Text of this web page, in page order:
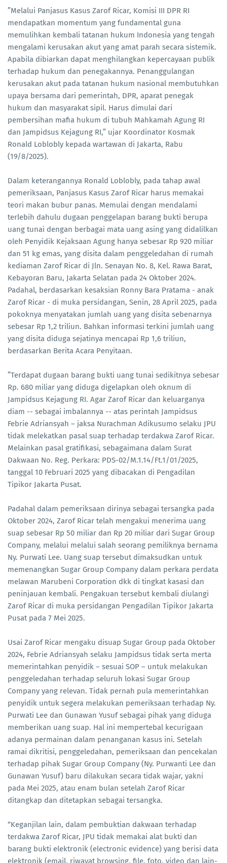
”Melalui Panjasus Kasus Zarof Ricar, Komisi III DPR RI
mendapatkan momentum yang fundamental guna
memulihkan kembali tatanan hukum Indonesia yang tengah
mengalami kerusakan akut yang amat parah secara sistemik.
Apabila dibiarkan dapat menghilangkan kepercayaan publik
terhadap hukum dan penegakannya. Penanggulangan
kerusakan akut pada tatanan hukum nasional membutuhkan
upaya bersama dari pemerintah, DPR, aparat penegak
hukum dan masyarakat sipil. Harus dimulai dari
pembersihan mafia hukum di tubuh Mahkamah Agung RI
dan Jampidsus Kejagung RI,” ujar Koordinator Kosmak
Ronald Loblobly kepada wartawan di Jakarta, Rabu
(19/8/2025).
Dalam keterangannya Ronald Loblobly, pada tahap awal
pemeriksaan, Panjasus Kasus Zarof Ricar harus memakai
teori makan bubur panas. Memulai dengan mendalami
terlebih dahulu dugaan penggelapan barang bukti berupa
uang tunai dengan berbagai mata uang asing yang didalilkan
oleh Penyidik Kejaksaan Agung hanya sebesar Rp 920 miliar
dan 51 kg emas, yang disita dalam penggeledahan di rumah
kediaman Zarof Ricar di Jln. Senayan No. 8, Kel. Rawa Barat,
Kebayoran Baru, Jakarta Selatan pada 24 Oktober 2024.
Padahal, berdasarkan kesaksian Ronny Bara Pratama - anak
Zarof Ricar - di muka persidangan, Senin, 28 April 2025, pada
pokoknya menyatakan jumlah uang yang disita sebenarnya
sebesar Rp 1,2 triliun. Bahkan informasi terkini jumlah uang
yang disita diduga sejatinya mencapai Rp 1,6 triliun,
berdasarkan Berita Acara Penyitaan.
”Terdapat dugaan barang bukti uang tunai sedikitnya sebesar
Rp. 680 miliar yang diduga digelapkan oleh oknum di
Jampidsus Kejagung RI. Agar Zarof Ricar dan keluarganya
diam -- sebagai imbalannya -- atas perintah Jampidsus
Febrie Adriansyah – jaksa Nurachman Adikusumo selaku JPU
tidak melekatkan pasal suap terhadap terdakwa Zarof Ricar.
Melainkan pasal gratifikasi, sebagaimana dalam Surat
Dakwaan No. Reg. Perkara: PDS-02/M.1.14/Ft.1/01/2025,
tanggal 10 Februari 2025 yang dibacakan di Pengadilan
Tipikor Jakarta Pusat.
Padahal dalam pemeriksaan dirinya sebagai tersangka pada
Oktober 2024, Zarof Ricar telah mengakui menerima uang
suap sebesar Rp 50 miliar dan Rp 20 miliar dari Sugar Group
Company, melalui melalui salah seorang pemiliknya bernama
Ny. Purwati Lee. Uang suap tersebut dimaksudkan untuk
memenangkan Sugar Group Company dalam perkara perdata
melawan Marubeni Corporation dkk di tingkat kasasi dan
peninjauan kembali. Pengakuan tersebut kembali diulangi
Zarof Ricar di muka persidangan Pengadilan Tipikor Jakarta
Pusat pada 7 Mei 2025.
Usai Zarof Ricar mengaku disuap Sugar Group pada Oktober
2024, Febrie Adriansyah selaku Jampidsus tidak serta merta
memerintahkan penyidik – sesuai SOP – untuk melakukan
penggeledahan terhadap seluruh lokasi Sugar Group
Company yang relevan. Tidak pernah pula memerintahkan
penyidik untuk segera melakukan pemeriksaan terhadap Ny.
Purwati Lee dan Gunawan Yusuf sebagai pihak yang diduga
memberikan uang suap. Hal ini mempertebal kecurigaan
adanya permainan dalam penanganan kasus ini. Setelah
ramai dikritisi, penggeledahan, pemeriksaan dan pencekalan
terhadap pihak Sugar Group Company (Ny. Purwanti Lee dan
Gunawan Yusuf) baru dilakukan secara tidak wajar, yakni
pada Mei 2025, atau enam bulan setelah Zarof Ricar
ditangkap dan ditetapkan sebagai tersangka.
“Keganjilan lain, dalam pembuktian dakwaan terhadap
terdakwa Zarof Ricar, JPU tidak memakai alat bukti dan
barang bukti elektronik (electronic evidence) yang berisi data
elektronik (email, riwayat browsing, file, foto, video dan lain-